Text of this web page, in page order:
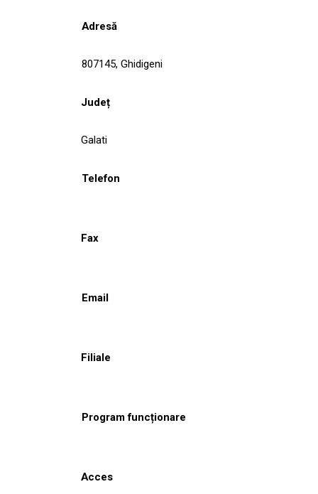
Adresă
807145, Ghidigeni
Județ
Galati
Telefon
Fax
Email
Filiale
Program funcționare
Acces